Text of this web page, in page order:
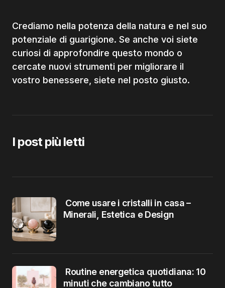
Crediamo nella potenza della natura e nel suo
potenziale di guarigione. Se anche voi siete
curiosi di approfondire questo mondo o
cercate nuovi strumenti per migliorare il
vostro benessere, siete nel posto giusto.
I post più letti
Come usare i cristalli in casa –
Minerali, Estetica e Design
Routine energetica quotidiana: 10
minuti che cambiano tutto